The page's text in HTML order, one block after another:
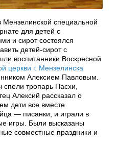
Мензелинской специальной
для детей с
и сирот состоялся
детей-сирот с
воспитанники Воскресной
церкви г. Мензелинска
Алексием Павловым.
тропарь Пасхи,
Алексий рассказал о
дети все вместе
— писанки, и играли в
игры. Были высказаны
совместные праздники и